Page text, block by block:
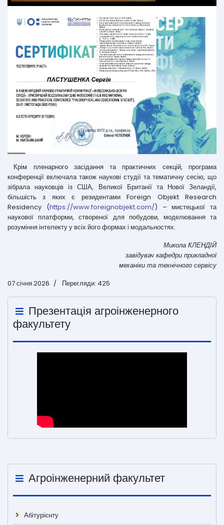
Крім пленарного засідання та практичних секцій, програма
конференції включала також наукові студії та тематичну сесію, що
зібрала науковців із США, Великої Британії та Нової Зеландії,
більшість з яких є резидентами Foreign Objekt Research
Residency (https://www.foreignobjekt.com/) – мистецької та
наукової платформи, створеної для побудови, моделювання та
розуміння інтелекту у всіх його формах і модальностях.
Микола КЛЕНДІЙ
завідувач кафедри прикладної
механіки та технічного сервісу
07 січня 2026
Перегляди: 425
Презентація агроінженерного
факультету
Агроінженерний факультет
Абітурієнту